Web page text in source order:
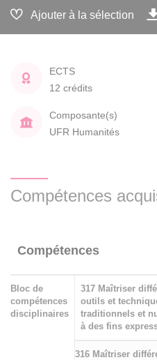
Ajouter à la sélection
ECTS
12 crédits
Composante(s)
UFR Humanités
Compétences
Compétences
Bloc de
compétences
disciplinaires
317 Maîtriser
outils et
traditionnels et
à des fins
316 Maîtriser